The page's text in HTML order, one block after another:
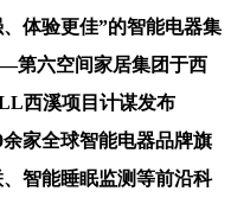
体验更佳”的智能电器集
第六空间家居集团于西
西溪项目计谋发布
家全球智能电器品牌旗
智能睡眠监测等前沿科